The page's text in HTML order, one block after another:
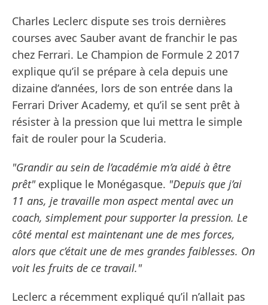
Charles Leclerc dispute ses trois dernières
courses avec Sauber avant de franchir le pas
chez Ferrari. Le Champion de Formule 2 2017
explique qu’il se prépare à cela depuis une
dizaine d’années, lors de son entrée dans la
Ferrari Driver Academy, et qu’il se sent prêt à
résister à la pression que lui mettra le simple
fait de rouler pour la Scuderia.
"Grandir au sein de l’académie m’a aidé à être
prêt" explique le Monégasque. "Depuis que j’ai
11 ans, je travaille mon aspect mental avec un
coach, simplement pour supporter la pression. Le
côté mental est maintenant une de mes forces,
alors que c’était une de mes grandes faiblesses. On
voit les fruits de ce travail."
Leclerc a récemment expliqué qu’il n’allait pas